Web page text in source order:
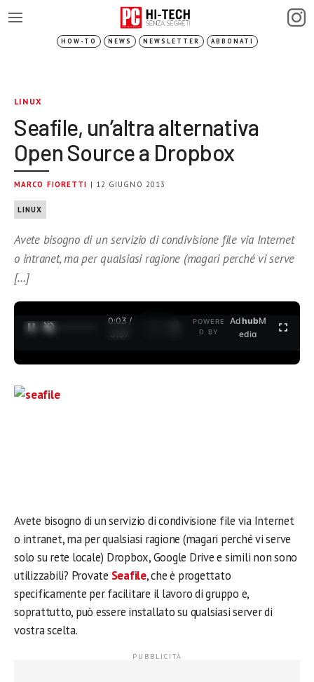
HOW-TO NEWS NEWSLETTER ABBONATI
LINUX
Seafile, un’altra alternativa
Open Source a Dropbox
MARCO FIORETTI | 12 GIUGNO 2013
LINUX
Avete bisogno di un servizio di condivisione file via Internet
o intranet, ma per qualsiasi ragione (magari perché vi serve
[…]
0:03 /
3:37
POWERE
D BY
AdhubM
edia
Avete bisogno di un servizio di condivisione file via Internet
o intranet, ma per qualsiasi ragione (magari perché vi serve
solo su rete locale) Dropbox, Google Drive e simili non sono
utilizzabili? Provate Seafile, che è progettato
specificamente per facilitare il lavoro di gruppo e,
soprattutto, può essere installato su qualsiasi server di
vostra scelta.